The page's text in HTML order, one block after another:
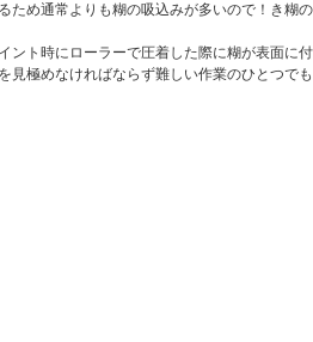
ため通常よりも糊の吸込みが多いので！き糊の
ント時にローラーで圧着した際に糊が表面に付
見極めなければならず難しい作業のひとつでも